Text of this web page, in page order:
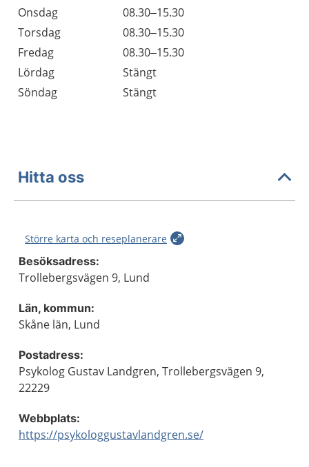
Onsdag
08.30–15.30
Torsdag
08.30–15.30
Fredag
08.30–15.30
Lördag
Stängt
Söndag
Stängt
Hitta oss
Större karta och reseplanerare
Besöksadress:
Trollebergsvägen 9, Lund
Län, kommun:
Skåne län, Lund
Postadress:
Psykolog Gustav Landgren, Trollebergsvägen 9,
22229
Webbplats:
https://psykologgustavlandgren.se/